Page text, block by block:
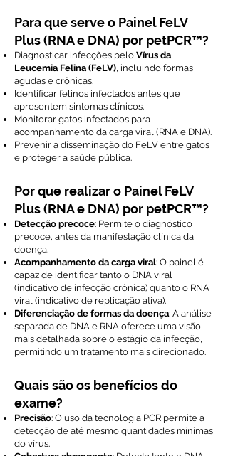
Para que serve o Painel FeLV
Plus (RNA e DNA) por petPCR™?
Diagnosticar infecções pelo Vírus da
Leucemia Felina (FeLV), incluindo formas
agudas e crônicas.
Identificar felinos infectados antes que
apresentem sintomas clínicos.
Monitorar gatos infectados para
acompanhamento da carga viral (RNA e DNA).
Prevenir a disseminação do FeLV entre gatos
e proteger a saúde pública.
Por que realizar o Painel FeLV
Plus (RNA e DNA) por petPCR™?
Detecção precoce: Permite o diagnóstico
precoce, antes da manifestação clínica da
doença.
Acompanhamento da carga viral: O painel é
capaz de identificar tanto o DNA viral
(indicativo de infecção crônica) quanto o RNA
viral (indicativo de replicação ativa).
Diferenciação de formas da doença: A análise
separada de DNA e RNA oferece uma visão
mais detalhada sobre o estágio da infecção,
permitindo um tratamento mais direcionado.
Quais são os benefícios do
exame?
Precisão: O uso da tecnologia PCR permite a
detecção de até mesmo quantidades mínimas
do vírus.